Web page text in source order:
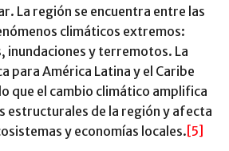
La región se encuentra entre las
climáticos extremos:
inundaciones y terremotos. La
para América Latina y el Caribe
que el cambio climático amplifica
estructurales de la región y afecta
y economías locales. [5]